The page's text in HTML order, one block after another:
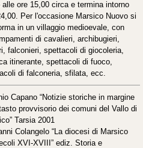
alle ore 15,00 circa e termina intorno
Per l'occasione Marsico Nuovo si
in un villaggio medioevale, con
di cavalieri, archibugieri,
falconieri, spettacoli di giocoleria,
itinerante, spettacoli di fuoco,
di falconeria, sfilata, ecc.
Capano “Notizie storiche in margine
provvisorio dei comuni del Vallo di
Tarsia 2001
Colangelo “La diocesi di Marsico
XVI-XVIII” ediz. Storia e